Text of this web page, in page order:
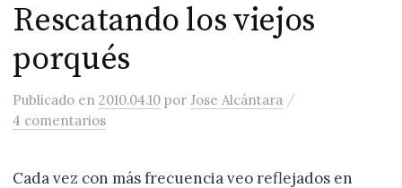
Rescatando los viejos
porqués
Publicado en2010.04.10 porJose Alcántara /
4 comentarios
Cada vez con más frecuencia veo reflejados en